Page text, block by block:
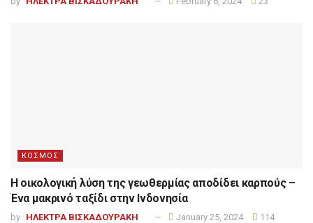
ΚΟΣΜΟΣ
Η οικολογική λύση της γεωθερμίας αποδίδει καρπούς –
Ένα μακρινό ταξίδι στην Ινδονησία
by ΗΛΕΚΤΡΑ ΒΙΣΚΑΔΟΥΡΑΚΗ January 25, 2024 114